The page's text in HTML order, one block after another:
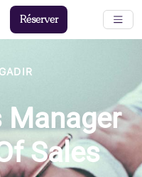
Manager
Sales
Réserver